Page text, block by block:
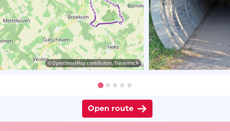
© OpenStreetMap contributors, Tracestrack
Open route